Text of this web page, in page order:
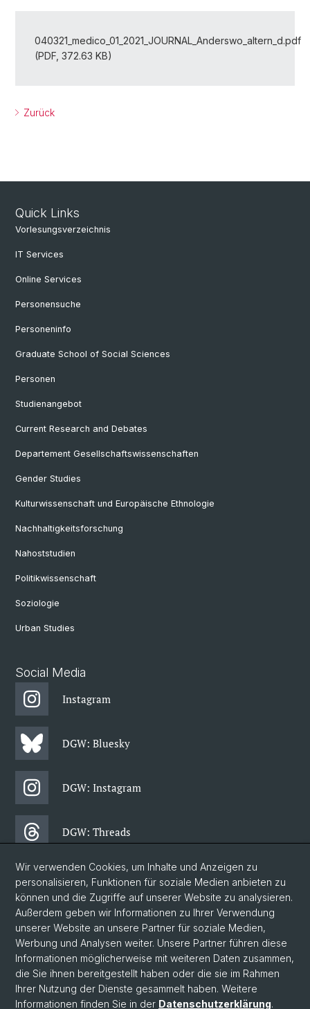
040321_medico_01_2021_JOURNAL_Anderswo_altern_d.pdf
(PDF, 372.63 KB)
Zurück
Quick Links
Vorlesungsverzeichnis
IT Services
Online Services
Personensuche
Personeninfo
Graduate School of Social Sciences
Personen
Studienangebot
Current Research and Debates
Departement Gesellschaftswissenschaften
Gender Studies
Kulturwissenschaft und Europäische Ethnologie
Nachhaltigkeitsforschung
Nahoststudien
Politikwissenschaft
Soziologie
Urban Studies
Social Media
Instagram
DGW: Bluesky
DGW: Instagram
DGW: Threads
DGW: Facebook
DGW: Newsletter
© Universität Basel
Philosophisch-Historische Fakultät
Wir verwenden Cookies, um Inhalte und Anzeigen zu
personalisieren, Funktionen für soziale Medien anbieten zu
können und die Zugriffe auf unserer Website zu analysieren.
Außerdem geben wir Informationen zu Ihrer Verwendung
unserer Website an unsere Partner für soziale Medien,
Werbung und Analysen weiter. Unsere Partner führen diese
Informationen möglicherweise mit weiteren Daten zusammen,
die Sie ihnen bereitgestellt haben oder die sie im Rahmen
Ihrer Nutzung der Dienste gesammelt haben. Weitere
Informationen finden Sie in der Datenschutzerklärung.